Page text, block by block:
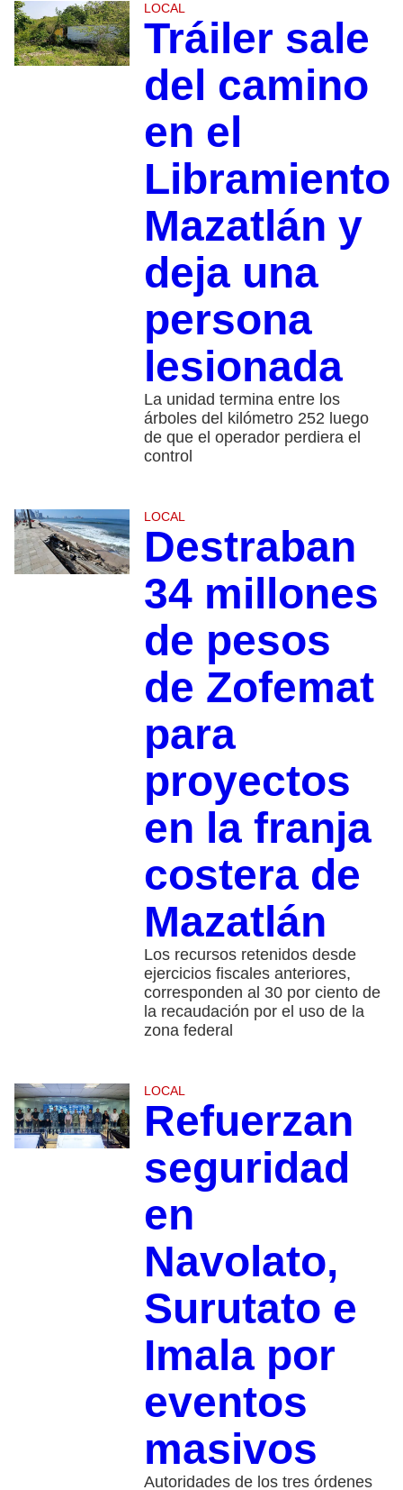
LOCAL
Tráiler sale
del camino
en el
Libramiento
Mazatlán y
deja una
persona
lesionada
La unidad termina entre los
árboles del kilómetro 252 luego
de que el operador perdiera el
control
LOCAL
Destraban
34 millones
de pesos
de Zofemat
para
proyectos
en la franja
costera de
Mazatlán
​Los recursos retenidos desde
ejercicios fiscales anteriores,
corresponden al 30 por ciento de
la recaudación por el uso de la
zona federal
LOCAL
Refuerzan
seguridad
en
Navolato,
Surutato e
Imala por
eventos
masivos
Autoridades de los tres órdenes